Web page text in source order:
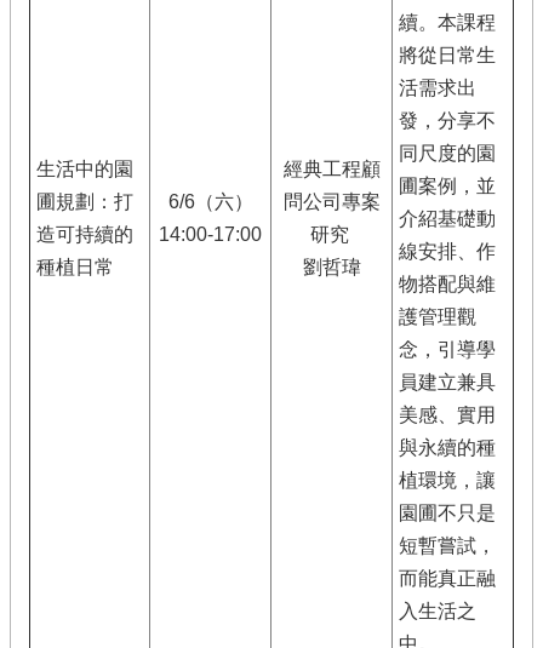
生活中的園
圃規劃：打
造可持續的
種植日常
6/6（六）
14:00-17:00
經典工程顧
問公司專案
研究
劉哲瑋
續。本課程
將從日常生
活需求出
發，分享不
同尺度的園
圃案例，並
介紹基礎動
線安排、作
物搭配與維
護管理觀
念，引導學
員建立兼具
美感、實用
與永續的種
植環境，讓
園圃不只是
短暫嘗試，
而能真正融
入生活之